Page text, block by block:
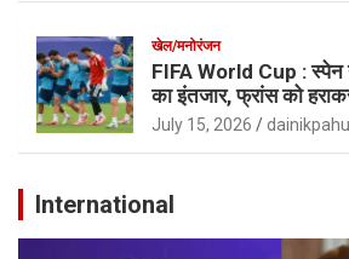
खेल/मनोरंजन
FIFA World Cup : स्पेन
का इंतजार, फ्रांस को
July 15, 2026
International